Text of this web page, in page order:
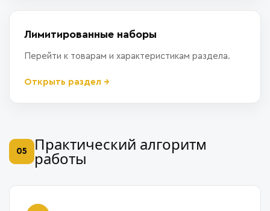
Лимитированные наборы
Перейти к товарам и характеристикам раздела.
Открыть раздел →
05 Практический алгоритм
работы